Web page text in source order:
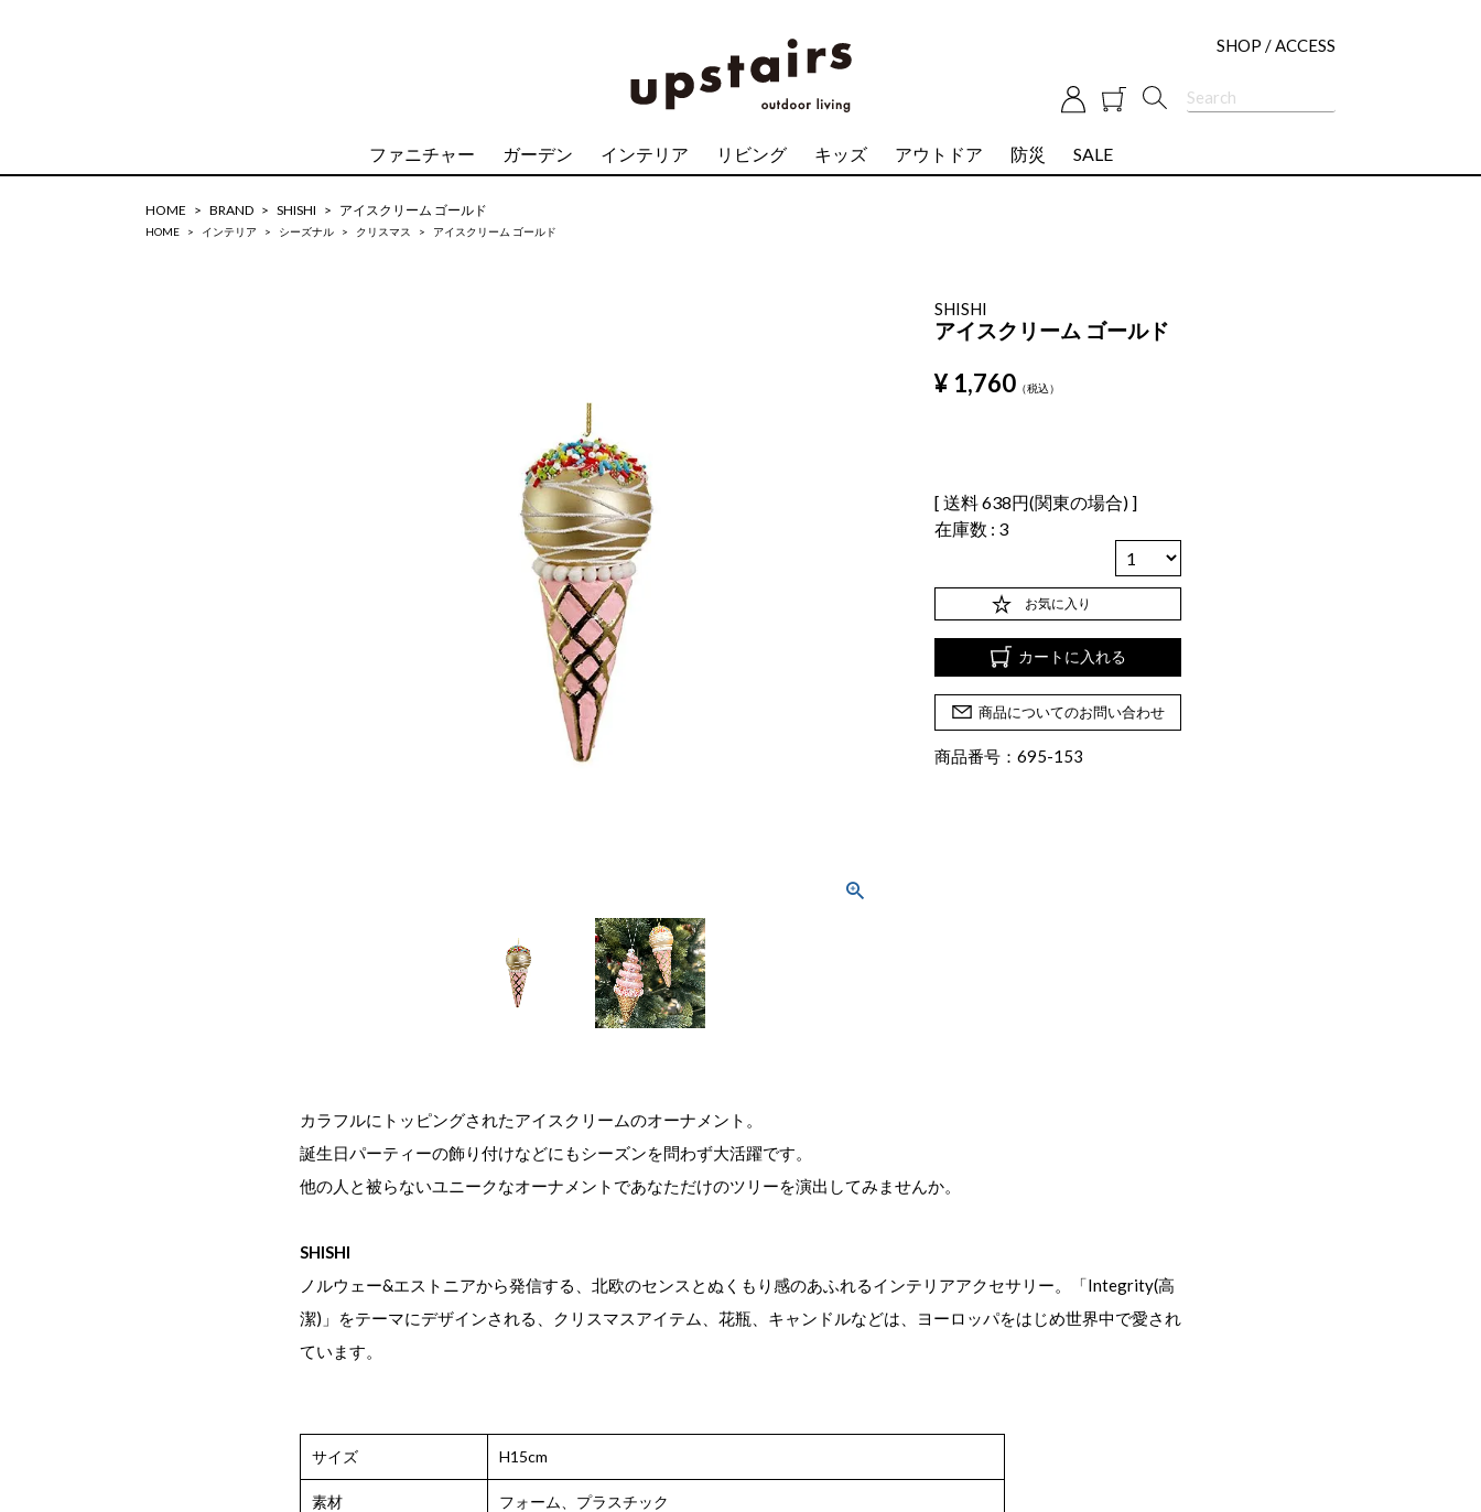
SHOP / ACCESS
ファニチャー ガーデン インテリア リビング キッズ アウトドア 防災 SALE
HOME BRAND SHISHI アイスクリーム ゴールド
HOME インテリア シーズナル クリスマス アイスクリーム ゴールド
SHISHI
アイスクリーム ゴールド
¥ 1,760 税込
送料638円(関東の場合)
在庫数
3
お気に入り
カートに入れる
商品についてのお問い合わせ
商品番号：695-153
カラフルにトッピングされたアイスクリームのオーナメント。
誕生日パーティーの飾り付けなどにもシーズンを問わず大活躍です。
他の人と被らないユニークなオーナメントであなただけのツリーを演出してみませんか。
SHISHI
ノルウェー&エストニアから発信する、北欧のセンスとぬくもり感のあふれるインテリアアクセサリー。「Integrity(高
潔)」をテーマにデザインされる、クリスマスアイテム、花瓶、キャンドルなどは、ヨーロッパをはじめ世界中で愛され
ています。
サイズ H15cm
素材 フォーム、プラスチック